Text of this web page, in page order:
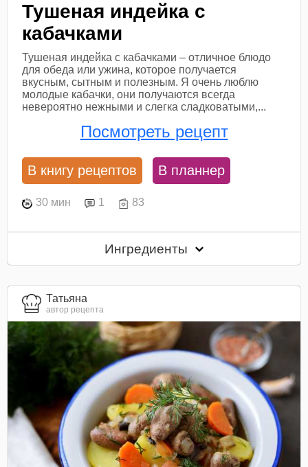
Тушеная индейка с
кабачками
Тушеная индейка с кабачками – отличное блюдо
для обеда или ужина, которое получается
вкусным, сытным и полезным. Я очень люблю
молодые кабачки, они получаются всегда
невероятно нежными и слегка сладковатыми,...
Посмотреть рецепт
В книгу рецептов В планнер
30 мин 1 83
Ингредиенты
Татьяна
автор рецепта